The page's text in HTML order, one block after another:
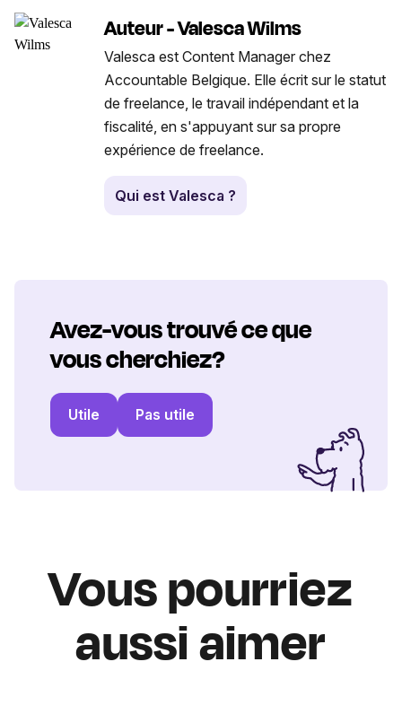
Auteur - Valesca Wilms
Valesca est Content Manager chez
Accountable Belgique. Elle écrit sur le statut
de freelance, le travail indépendant et la
fiscalité, en s'appuyant sur sa propre
expérience de freelance.
Qui est Valesca ?
Avez-vous trouvé ce que
vous cherchiez?
Utile Pas utile
Vous pourriez
aussi aimer